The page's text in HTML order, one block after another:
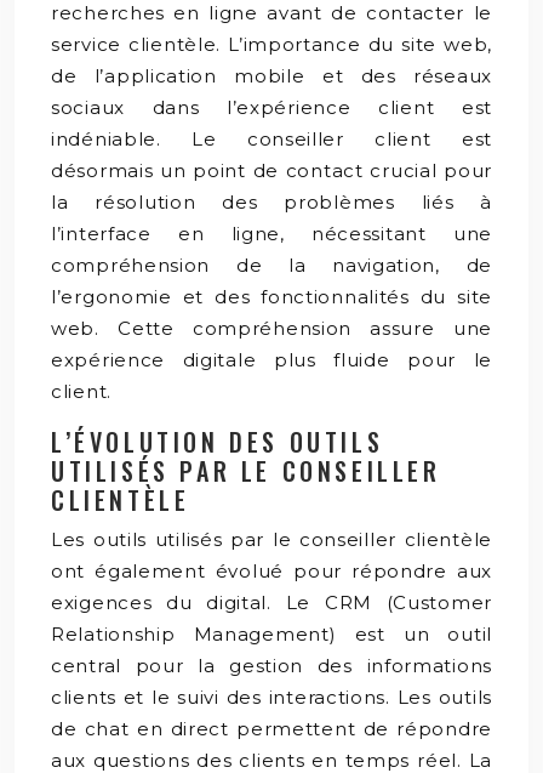
recherches en ligne avant de contacter le
service clientèle. L’importance du site web,
de l’application mobile et des réseaux
sociaux dans l’expérience client est
indéniable. Le conseiller client est
désormais un point de contact crucial pour
la résolution des problèmes liés à
l’interface en ligne, nécessitant une
compréhension de la navigation, de
l’ergonomie et des fonctionnalités du site
web. Cette compréhension assure une
expérience digitale plus fluide pour le
client.
L’ÉVOLUTION DES OUTILS
UTILISÉS PAR LE CONSEILLER
CLIENTÈLE
Les outils utilisés par le conseiller clientèle
ont également évolué pour répondre aux
exigences du digital. Le CRM (Customer
Relationship Management) est un outil
central pour la gestion des informations
clients et le suivi des interactions. Les outils
de chat en direct permettent de répondre
aux questions des clients en temps réel. La